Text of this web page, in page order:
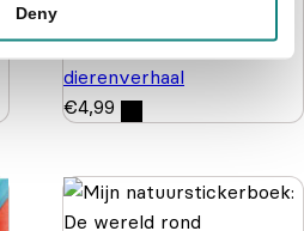
Deny
kartonboekje - Vrolijk
dierenverhaal
€4,99